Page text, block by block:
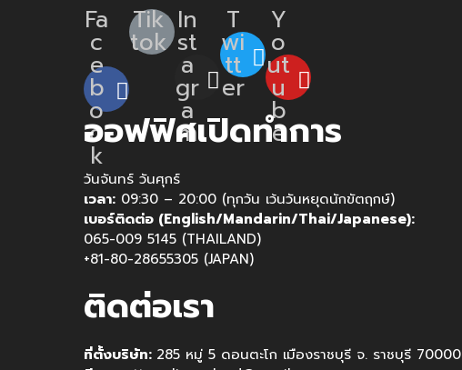
Fa
c
e
b
o
o
k
Tik
tok
In
st
a
gr
a
m
T
wi
tt
er
Y
o
ut
u
b
e
ออฟฟิศเปิดทำการ
วันจันทร์ วันศุกร์
เวลา: 09:30 – 20:00 (ทุกวัน เว้นวันหยุดนักขัตฤกษ์)
เบอร์ติดต่อ (English/Mandarin/Thai/Japanese):
065-009 5145 (THAILAND)
+81-80-28655305 (JAPAN)
ติดต่อเรา
ที่ตั้งบริษัท: 285 หมู่ 5 ดอนตะโก เมืองราชบุรี จ. ราชบุรี 70000